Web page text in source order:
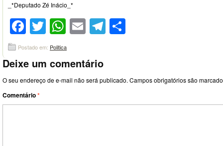
_*Deputado Zé Inácio_*
Facebook
Twitter
WhatsApp
EmailTelegram
Postado em: Politica
Deixe um comentário
O seu endereço de e-mail não será publicado. Campos obrigatórios são
Comentário*